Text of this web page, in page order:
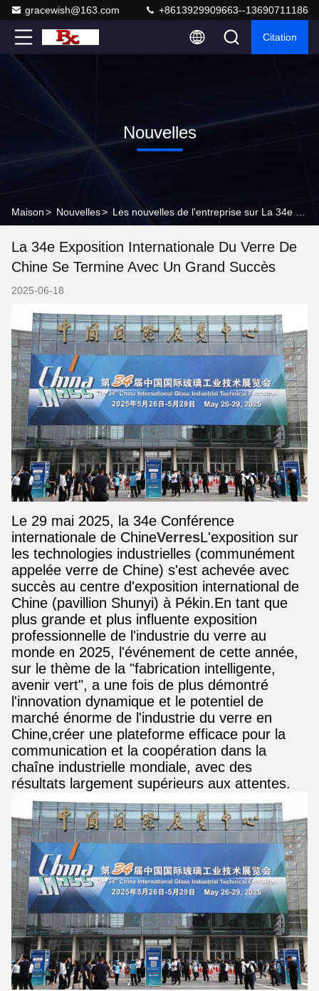
gracewish@163.com +8613929909663--13690711186
Citation
Nouvelles
Maison> Nouvelles>
La 34e Exposition Internationale Du Verre De
Chine Se Termine Avec Un Grand Succès
2025-06-18
Le 29 mai 2025, la 34e Conférence
internationale de ChineVerresL'exposition sur
les technologies industrielles (communément
appelée verre de Chine) s'est achevée avec
succès au centre d'exposition international de
Chine (pavillion Shunyi) à Pékin.En tant que
plus grande et plus influente exposition
professionnelle de l'industrie du verre au
monde en 2025, l'événement de cette année,
sur le thème de la "fabrication intelligente,
avenir vert", a une fois de plus démontré
l'innovation dynamique et le potentiel de
marché énorme de l'industrie du verre en
Chine,créer une plateforme efficace pour la
communication et la coopération dans la
chaîne industrielle mondiale, avec des
résultats largement supérieurs aux attentes.